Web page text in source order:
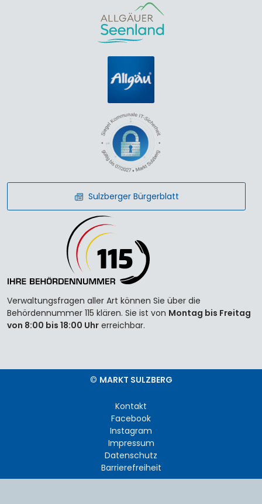
Sulzberger Bürgerblatt
Verwaltungsfragen aller Art können Sie über die
Behördennummer 115 klären. Sie ist von Montag bis Freitag
von 8:00 bis 18:00 Uhr erreichbar.
© MARKT SULZBERG
Kontakt
Facebook
Instagram
Impressum
Datenschutz
Barrierefreiheit